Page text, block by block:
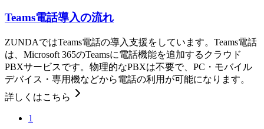
Teams電話導入の流れ
ZUNDAではTeams電話の導入支援をしています。Teams電話
は、Microsoft 365のTeamsに電話機能を追加するクラウド
PBXサービスです。物理的なPBXは不要で、PC・モバイル
デバイス・専用機などから電話の利用が可能になります。
詳しくはこちら
1